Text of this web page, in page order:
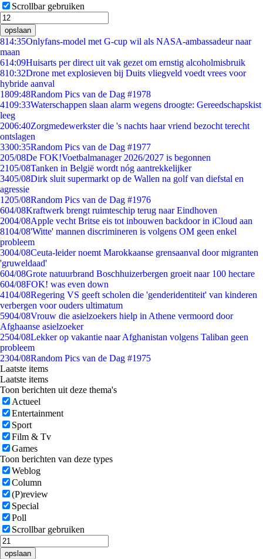
Scrollbar gebruiken
opslaan
814:35Onlyfans-model met G-cup wil als NASA-ambassadeur naar
maan
614:09Huisarts per direct uit vak gezet om ernstig alcoholmisbruik
810:32Drone met explosieven bij Duits vliegveld voedt vrees voor
hybride aanval
1809:48Random Pics van de Dag #1978
4109:33Waterschappen slaan alarm wegens droogte: Gereedschapskist
leeg
2006:40Zorgmedewerkster die 's nachts haar vriend bezocht terecht
ontslagen
3300:35Random Pics van de Dag #1977
205/08De FOK!Voetbalmanager 2026/2027 is begonnen
2105/08Tanken in België wordt nóg aantrekkelijker
3405/08Dirk sluit supermarkt op de Wallen na golf van diefstal en
agressie
1205/08Random Pics van de Dag #1976
604/08Kraftwerk brengt ruimteschip terug naar Eindhoven
2004/08Apple vecht Britse eis tot inbouwen backdoor in iCloud aan
8104/08'Witte' mannen discrimineren is volgens OM geen enkel
probleem
3004/08Ceuta-leider noemt Marokkaanse grensaanval door migranten
'gruweldaad'
604/08Grote natuurbrand Boschhuizerbergen groeit naar 100 hectare
604/08FOK! was even down
4104/08Regering VS geeft scholen die 'genderidentiteit' van kinderen
verbergen voor ouders ultimatum
5904/08Vrouw die asielzoekers hielp in Athene vermoord door
Afghaanse asielzoeker
2504/08Lekker op vakantie naar Afghanistan volgens Taliban geen
probleem
2304/08Random Pics van de Dag #1975
Laatste items
Laatste items
Toon berichten uit deze thema's
Actueel
Entertainment
Sport
Film & Tv
Games
Toon berichten van deze types
Weblog
Column
(P)review
Special
Poll
Scrollbar gebruiken
opslaan